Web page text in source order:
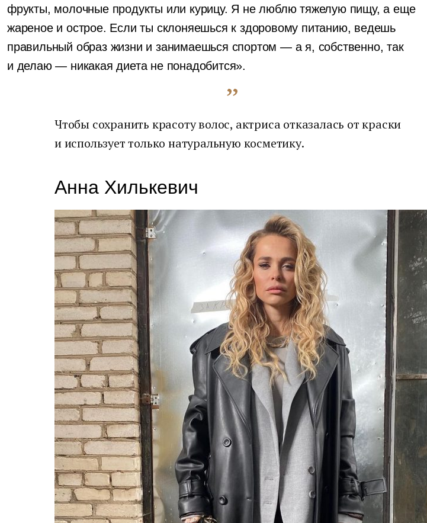
фрукты, молочные продукты или курицу. Я не люблю тяжелую пищу, а еще
жареное и острое. Если ты склоняешься к здоровому питанию, ведешь
правильный образ жизни и занимаешься спортом — а я, собственно, так
и делаю — никакая диета не понадобится».
Чтобы сохранить красоту волос, актриса отказалась от краски
и использует только натуральную косметику.
Анна Хилькевич